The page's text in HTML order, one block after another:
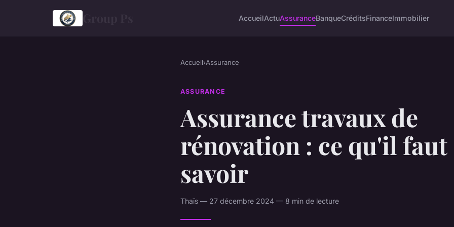
AccueilActuAssuranceBanqueCréditsFinanceImmobilier
Accueil›Assurance
ASSURANCE
Assurance travaux de
rénovation : ce qu'il faut
savoir
Thaïs — 27 décembre 2024 — 8 min de lecture